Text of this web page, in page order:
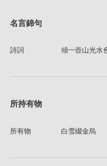
名言錦句
詩詞 傾一壺山光水
所持有物
所有物 白雪綴金烏